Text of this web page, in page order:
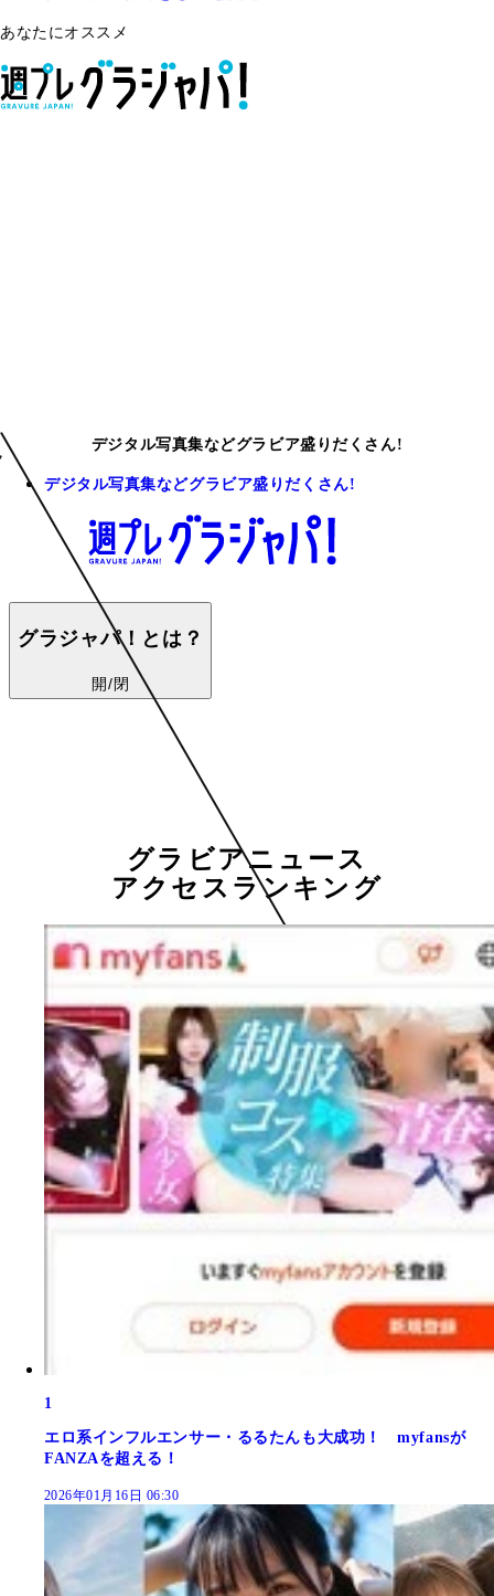
あなたにオススメ
デジタル写真集などグラビア盛りだくさん!
デジタル写真集などグラビア盛りだくさん!
グラジャパ！とは？
開/閉
グラビアニュース
アクセスランキング
1
エロ系インフルエンサー・るるたんも大成功！ myfansが
FANZAを超える！
2026年01月16日 06:30